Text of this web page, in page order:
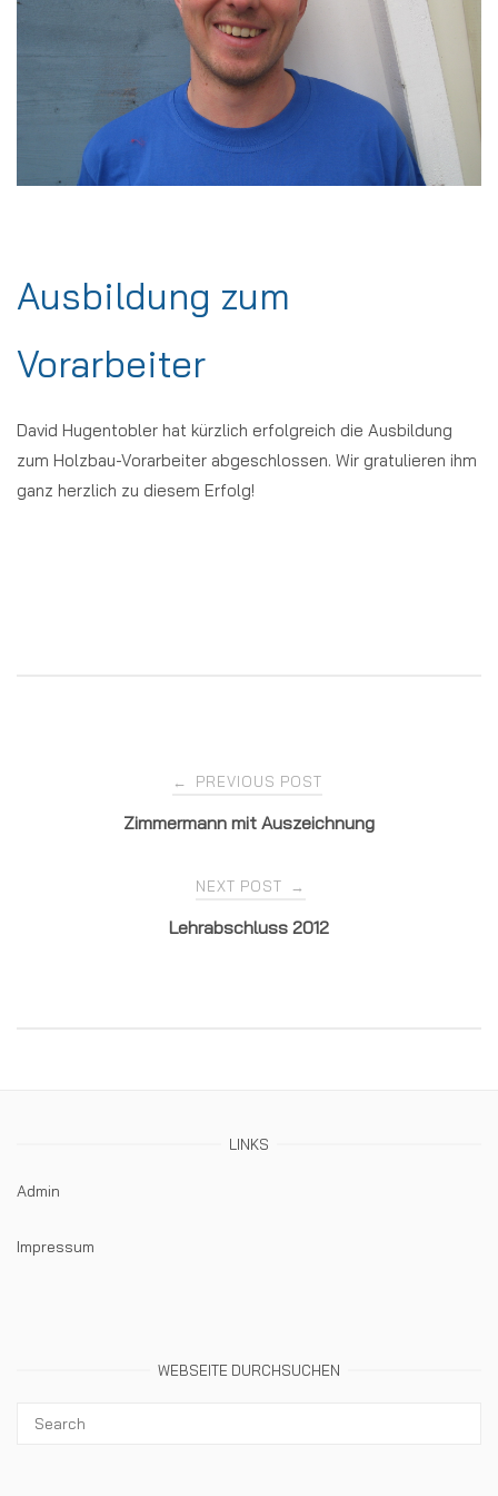
Ausbildung zum
Vorarbeiter
David Hugentobler hat kürzlich erfolgreich die Ausbildung
zum Holzbau-Vorarbeiter abgeschlossen. Wir gratulieren ihm
ganz herzlich zu diesem Erfolg!
← PREVIOUS POST
Zimmermann mit Auszeichnung
NEXT POST →
Lehrabschluss 2012
LINKS
Admin
Impressum
WEBSEITE DURCHSUCHEN